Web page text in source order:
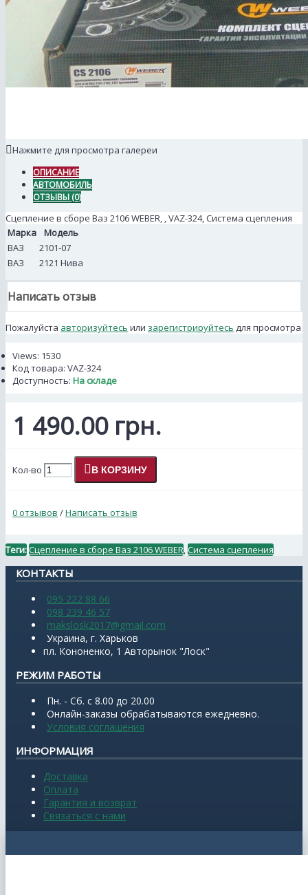
Нажмите для просмотра галереи
ОПИСАНИЕ
АВТОМОБИЛЬ
ОТЗЫВЫ (0)
Сцепление в сборе Ваз 2106 WEBER, , VAZ-324, Система сцепления
Марка
Модель
ВАЗ
2101-07
ВАЗ
2121 Нива
Написать отзыв
Пожалуйста авторизуйтесь или зарегистрируйтесь для просмотра
Views: 1530
Код товара: VAZ-324
Доступность: На складе
1 490.00 грн.
Кол-во В КОРЗИНУ
0 отзывов /Написать отзыв
Теги:Сцепление в сборе Ваз 2106 WEBER Система сцепления
КОНТАКТЫ
095 222 88 66
098 239 46 57
makslosk2017@gmail.com
Украина, г. Харьков
пл. Кононенко, 1 Авторынок "Лоск"
РЕЖИМ РАБОТЫ
Пн. - Сб. с 8.00 до 20.00
Онлайн-заказы обрабатываются ежедневно.
Условия соглашения
ИНФОРМАЦИЯ
Доставка
Оплата
Гарантия и возврат
Связаться с нами